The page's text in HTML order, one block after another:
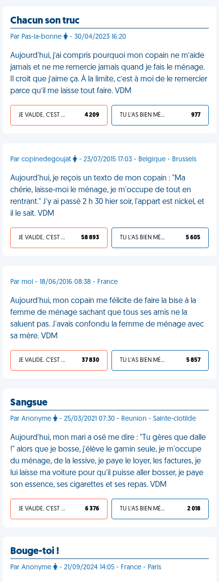
Chacun son truc
Par Pas-la-bonne - 30/04/2023 16:20
Aujourd'hui, j’ai compris pourquoi mon copain ne m’aide
jamais et ne me remercie jamais quand je fais le ménage.
Il croit que j’aime ça. À la limite, c’est à moi de le remercier
parce qu’il me laisse tout faire. VDM
JE VALIDE, C'EST UNE VDM 4 209 TU L'AS BIEN MÉRITÉ 977
Par copinedegoujat - 23/07/2015 17:03 - Belgique - Brussels
Aujourd'hui, je reçois un texto de mon copain : "Ma
chérie, laisse-moi le ménage, je m'occupe de tout en
rentrant." J'y ai passé 2 h 30 hier soir, l'appart est nickel, et
il le sait. VDM
JE VALIDE, C'EST UNE VDM 58 893 TU L'AS BIEN MÉRITÉ 5 605
Par moi - 18/06/2016 08:38 - France
Aujourd'hui, mon copain me félicite de faire la bise à la
femme de ménage sachant que tous ses amis ne la
saluent pas. J'avais confondu la femme de ménage avec
sa mère. VDM
JE VALIDE, C'EST UNE VDM 37 830 TU L'AS BIEN MÉRITÉ 5 857
Sangsue
Par Anonyme - 25/03/2021 07:30 - Reunion - Sainte-clotilde
Aujourd'hui, mon mari a osé me dire : "Tu gères que dalle
!" alors que je bosse, j'élève le gamin seule, je m'occupe
du ménage, de la lessive, je paye le loyer, les factures, je
lui laisse ma voiture pour qu'il puisse aller bosser, je paye
son essence, ses cigarettes et ses repas. VDM
JE VALIDE, C'EST UNE VDM 6 376 TU L'AS BIEN MÉRITÉ 2 018
Bouge-toi !
Par Anonyme - 21/09/2024 14:05 - France - Paris